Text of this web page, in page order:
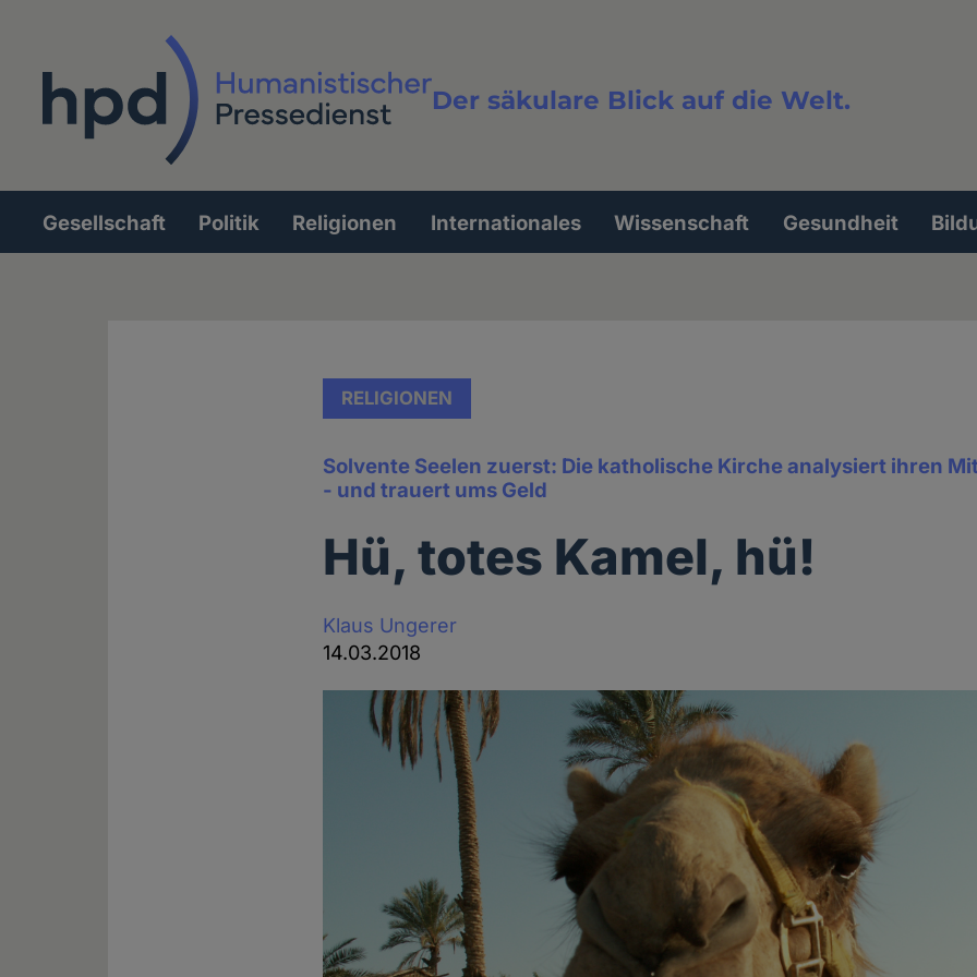
Der säkulare Blick auf die Welt.
Volltextsuche
Hauptnavigation
Gesellschaft Politik Religionen Internationales Wissenschaft Gesundheit
RELIGIONEN
Solvente Seelen zuerst: Die katholische Kirche analysiert ihren
- und trauert ums Geld
Hü, totes Kamel, hü!
Klaus Ungerer
14.03.2018